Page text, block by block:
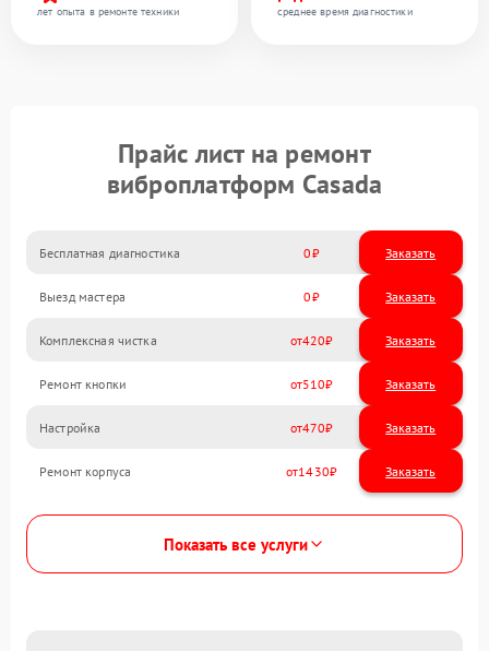
лет опыта в ремонте техники
среднее время диагностики
Прайс лист на ремонт
виброплатформ Casada
Бесплатная диагностика 0 Заказать
Выезд мастера 0 Заказать
Комплексная чистка 420
Ремонт кнопки 510
Настройка 470
Ремонт корпуса 1430
Показать все услуги